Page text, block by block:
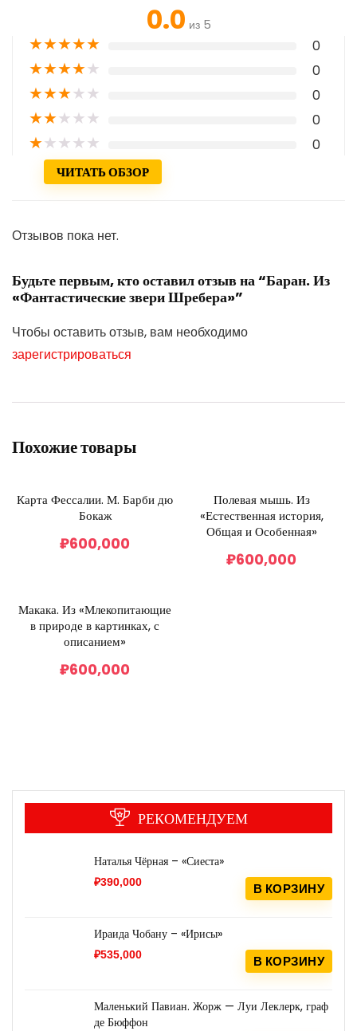
0.0 из 5
★★★★★ 0
★★★★★ 0
★★★★★ 0
★★★★★ 0
★★★★★ 0
ЧИТАТЬ ОБЗОР
Отзывов пока нет.
Будьте первым, кто оставил отзыв на “Баран. Из
«Фантастические звери Шребера»”
Чтобы оставить отзыв, вам необходимо
зарегистрироваться
Похожие товары
Карта Фессалии. М. Барби дю
Бокаж
₽600,000
Полевая мышь. Из
«Естественная история,
Общая и Особенная»
₽600,000
Макака. Из «Млекопитающие
в природе в картинках, с
описанием»
₽600,000
РЕКОМЕНДУЕМ
Наталья Чёрная – «Сиеста»
₽390,000 В КОРЗИНУ
Ираида Чобану – «Ирисы»
₽535,000 В КОРЗИНУ
Маленький Павиан. Жорж — Луи Леклерк, граф
де Бюффон